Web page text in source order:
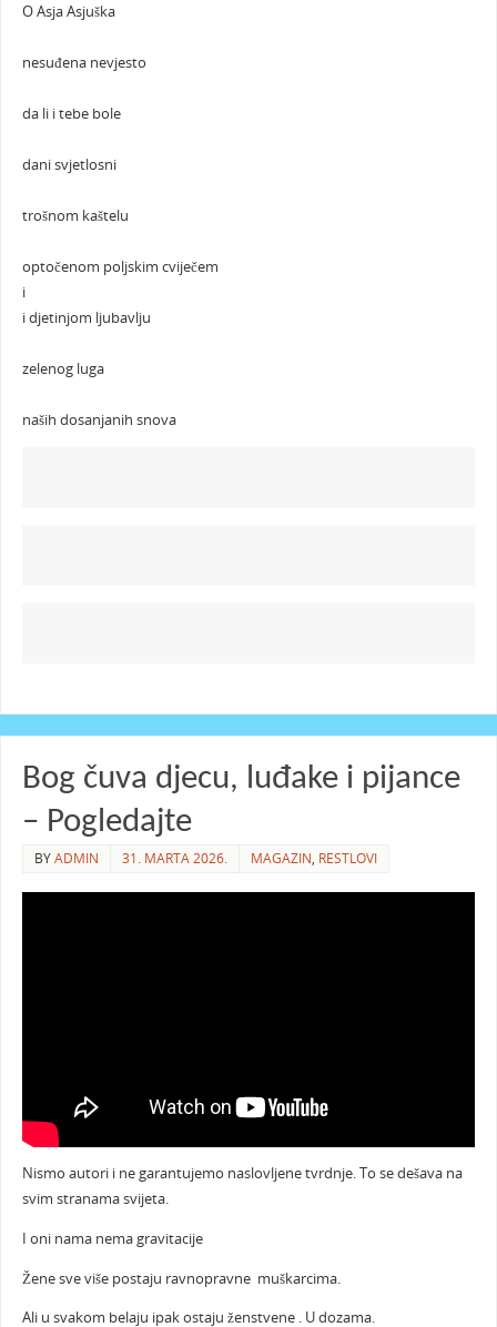
O Asja Asjuška
nesuđena nevjesto
da li i tebe bole
dani svjetlosni
trošnom kaštelu
optočenom poljskim cviječem
i
i djetinjom ljubavlju
zelenog luga
naših dosanjanih snova
Bog čuva djecu, luđake i pijance
– Pogledajte
BYADMIN 31. MARTA 2026. MAGAZIN, RESTLOVI
Nismo autori i ne garantujemo naslovljene tvrdnje. To se dešava na
svim stranama svijeta.
I oni nama nema gravitacije
Žene sve više postaju ravnopravne muškarcima.
Ali u svakom belaju ipak ostaju ženstvene . U dozama.